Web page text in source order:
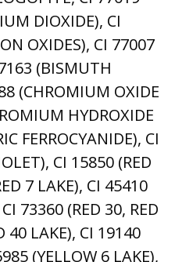
DIOXIDE), CI
OXIDES), CI 77007
(BISMUTH
(CHROMIUM OXIDE
HYDROXIDE
FERROCYANIDE), CI
CI 15850 (RED
7 LAKE), CI 45410
73360 (RED 30, RED
40 LAKE), CI 19140
(YELLOW 6 LAKE),